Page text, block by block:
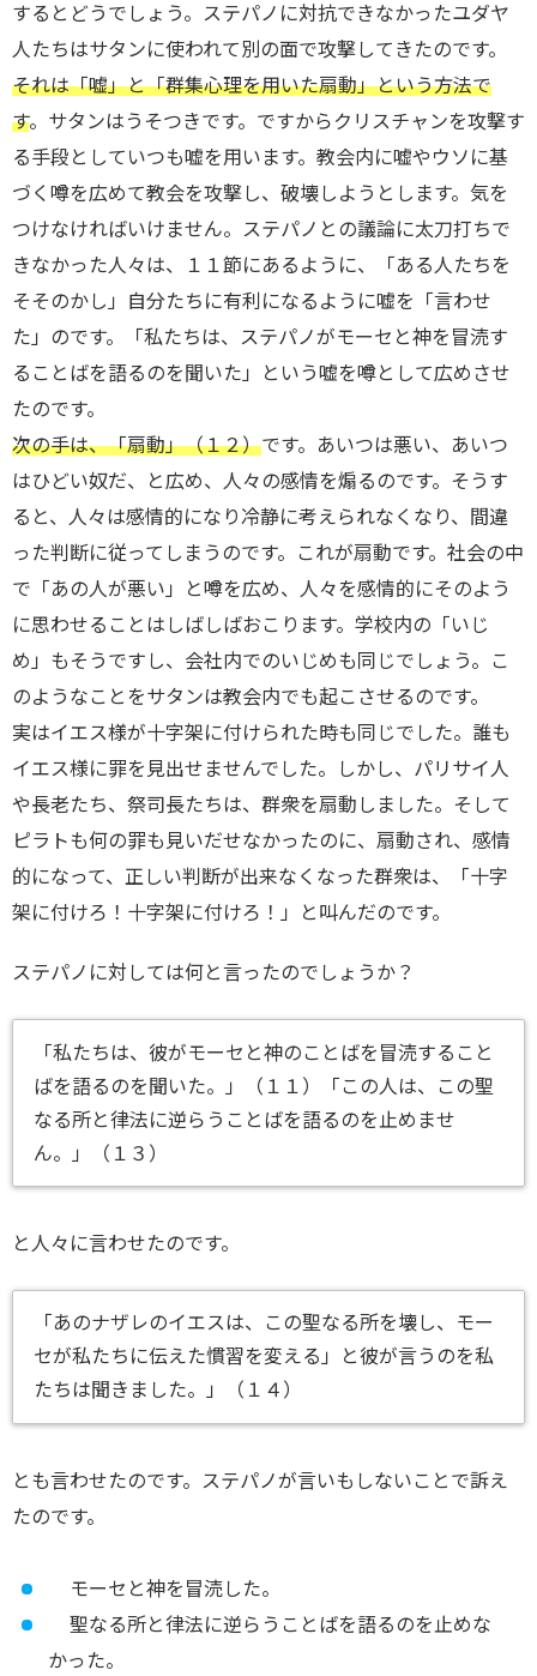
するとどうでしょう。ステパノに対抗できなかったユダヤ
人たちはサタンに使われて別の面で攻撃してきたのです。
それは「嘘」と「群集心理を用いた扇動」という方法で
す。サタンはうそつきです。ですからクリスチャンを攻撃す
る手段としていつも嘘を用います。教会内に嘘やウソに基
づく噂を広めて教会を攻撃し、破壊しようとします。気を
つけなければいけません。ステパノとの議論に太刀打ちで
きなかった人々は、１１節にあるように、「ある人たちを
そそのかし」自分たちに有利になるように嘘を「言わせ
た」のです。「私たちは、ステパノがモーセと神を冒涜す
ることばを語るのを聞いた」という嘘を噂として広めさせ
たのです。
次の手は、「扇動」（１２）です。あいつは悪い、あいつ
はひどい奴だ、と広め、人々の感情を煽るのです。そうす
ると、人々は感情的になり冷静に考えられなくなり、間違
った判断に従ってしまうのです。これが扇動です。社会の中
で「あの人が悪い」と噂を広め、人々を感情的にそのよう
に思わせることはしばしばおこります。学校内の「いじ
め」もそうですし、会社内でのいじめも同じでしょう。こ
のようなことをサタンは教会内でも起こさせるのです。
実はイエス様が十字架に付けられた時も同じでした。誰も
イエス様に罪を見出せませんでした。しかし、パリサイ人
や長老たち、祭司長たちは、群衆を扇動しました。そして
ピラトも何の罪も見いだせなかったのに、扇動され、感情
的になって、正しい判断が出来なくなった群衆は、「十字
架に付けろ！十字架に付けろ！」と叫んだのです。
ステパノに対しては何と言ったのでしょうか？
「私たちは、彼がモーセと神のことばを冒涜すること
ばを語るのを聞いた。」（１１）「この人は、この聖
なる所と律法に逆らうことばを語るのを止めませ
ん。」（１３）
と人々に言わせたのです。
「あのナザレのイエスは、この聖なる所を壊し、モー
セが私たちに伝えた慣習を変える」と彼が言うのを私
たちは聞きました。」（１４）
とも言わせたのです。ステパノが言いもしないことで訴え
たのです。
モーセと神を冒涜した。
聖なる所と律法に逆らうことばを語るのを止めな
かった。